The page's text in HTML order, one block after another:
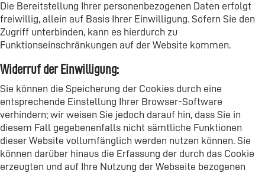
Die Bereitstellung Ihrer personenbezogenen Daten erfolgt
freiwillig, allein auf Basis Ihrer Einwilligung. Sofern Sie den
Zugriff unterbinden, kann es hierdurch zu
Funktionseinschränkungen auf der Website kommen.
Widerruf der Einwilligung:
Sie können die Speicherung der Cookies durch eine
entsprechende Einstellung Ihrer Browser-Software
verhindern; wir weisen Sie jedoch darauf hin, dass Sie in
diesem Fall gegebenenfalls nicht sämtliche Funktionen
dieser Website vollumfänglich werden nutzen können. Sie
können darüber hinaus die Erfassung der durch das Cookie
erzeugten und auf Ihre Nutzung der Webseite bezogenen